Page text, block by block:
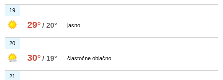
19
29°/ 20° jasno
20
30°/ 19° čiastočne oblačno
21